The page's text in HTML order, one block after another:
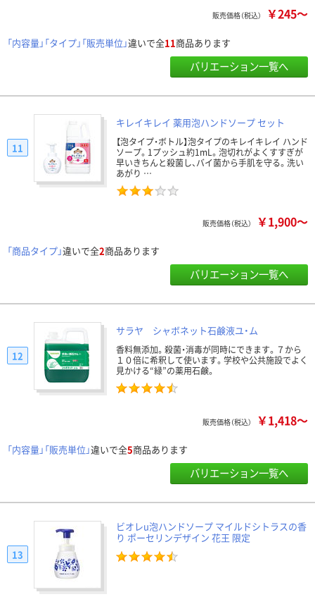
販売価格（税込） ￥245～
「内容量」「タイプ」「販売単位」違いで全11商品あります
バリエーション一覧へ
キレイキレイ 薬用泡ハンドソープ セット
【泡タイプ・ボトル】泡タイプのキレイキレイ ハンド
ソープ。1プッシュ約1mL。泡切れがよくすすぎが
早いきちんと殺菌し、バイ菌から手肌を守る。洗い
あがり …
11
販売価格（税込） ￥1,900～
「商品タイプ」違いで全2商品あります
バリエーション一覧へ
サラヤ シャボネット石鹸液ユ・ム
香料無添加。殺菌・消毒が同時にできます。７から
１０倍に希釈して使います。学校や公共施設でよく
見かける“緑”の薬用石鹸。
12
販売価格（税込） ￥1,418～
「内容量」「販売単位」違いで全5商品あります
バリエーション一覧へ
ビオレu泡ハンドソープ マイルドシトラスの香
り ポーセリンデザイン 花王 限定
13